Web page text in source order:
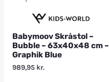
Babymoov Skråstol –
Bubble – 63x40x48 cm –
Graphik Blue
989,95 kr.